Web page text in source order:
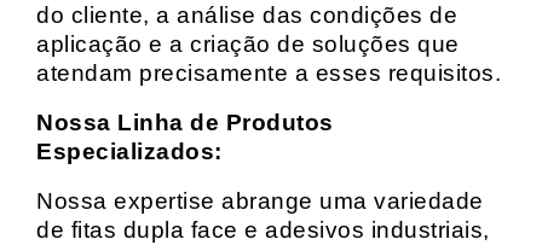
do cliente, a análise das condições de
aplicação e a criação de soluções que
atendam precisamente a esses requisitos.
Nossa Linha de Produtos
Especializados:
Nossa expertise abrange uma variedade
de fitas dupla face e adesivos industriais,